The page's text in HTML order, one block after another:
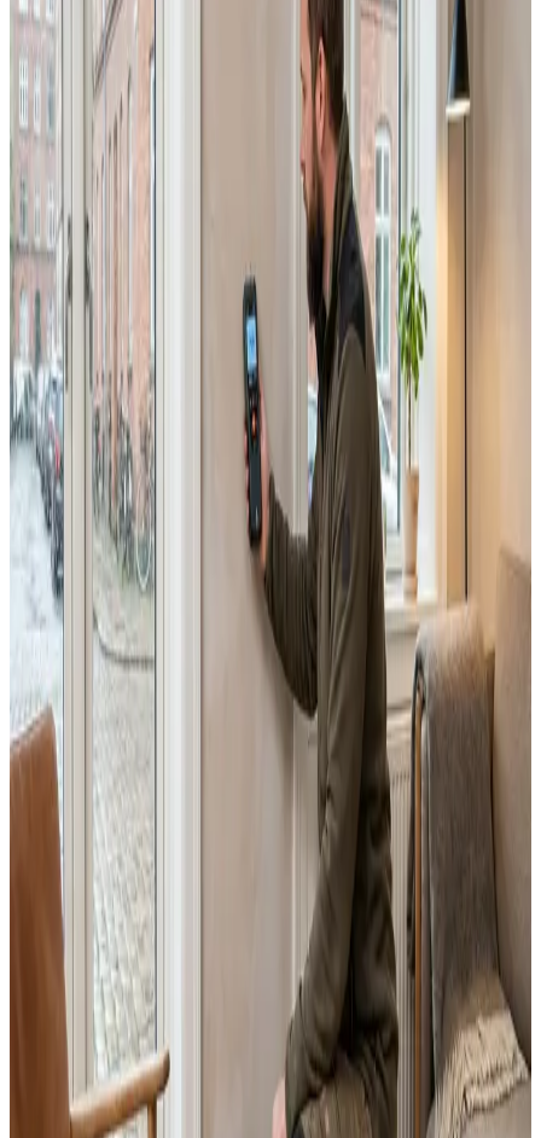
Alle ventilationsmærker
Fast pris uden overraskelser